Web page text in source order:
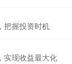
把握投资时机
实现收益最大化